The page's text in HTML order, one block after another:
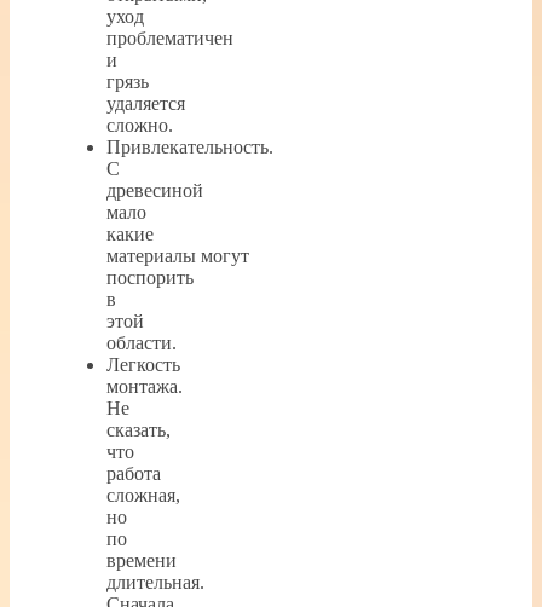
уход
проблематичен
и
грязь
удаляется
сложно.
Привлекательность.
С
древесиной
мало
какие
материалы могут
поспорить
в
этой
области.
Легкость
монтажа.
Не
сказать,
что
работа
сложная,
но
по
времени
длительная.